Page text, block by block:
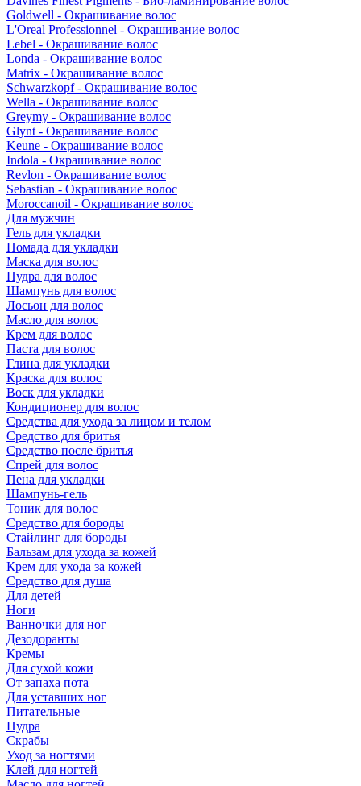
Goldwell - Окрашивание волос
L'Oreal Professionnel - Окрашивание волос
Lebel - Окрашивание волос
Londa - Окрашивание волос
Matrix - Окрашивание волос
Schwarzkopf - Окрашивание волос
Wella - Окрашивание волос
Greymy - Окрашивание волос
Glynt - Окрашивание волос
Keune - Окрашивание волос
Indola - Окрашивание волос
Revlon - Окрашивание волос
Sebastian - Окрашивание волос
Moroccanoil - Окрашивание волос
Для мужчин
Гель для укладки
Помада для укладки
Маска для волос
Пудра для волос
Шампунь для волос
Лосьон для волос
Масло для волос
Крем для волос
Паста для волос
Глина для укладки
Краска для волос
Воск для укладки
Кондиционер для волос
Средства для ухода за лицом и телом
Средство для бритья
Средство после бритья
Спрей для волос
Пена для укладки
Шампунь-гель
Тоник для волос
Средство для бороды
Стайлинг для бороды
Бальзам для ухода за кожей
Крем для ухода за кожей
Средство для душа
Для детей
Ноги
Ванночки для ног
Дезодоранты
Кремы
Для сухой кожи
От запаха пота
Для уставших ног
Питательные
Пудра
Скрабы
Уход за ногтями
Клей для ногтей